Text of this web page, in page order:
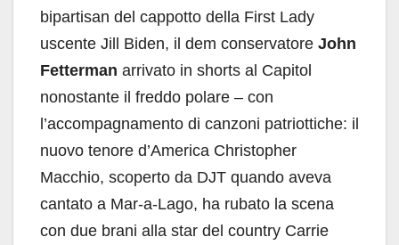
bipartisan del cappotto della First Lady
uscente Jill Biden, il dem conservatore John
Fetterman arrivato in shorts al Capitol
nonostante il freddo polare – con
l’accompagnamento di canzoni patriottiche: il
nuovo tenore d’America Christopher
Macchio, scoperto da DJT quando aveva
cantato a Mar-a-Lago, ha rubato la scena
con due brani alla star del country Carrie